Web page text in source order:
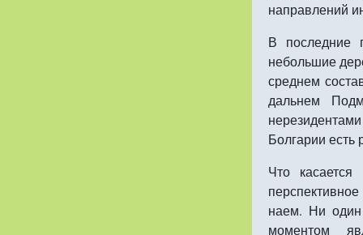
направлений
В последние
небольшие
среднем
дальнем
Болгарии есть
Что
наем. Ни
моментом